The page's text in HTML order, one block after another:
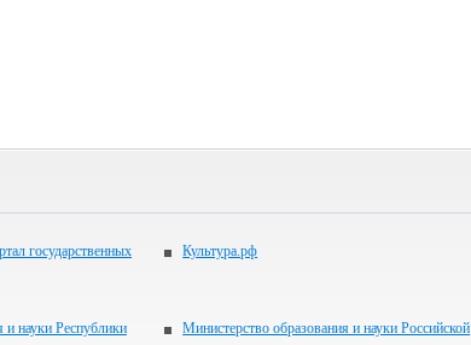
государственных
Культура.рф
и науки Республики
Министерство образования и науки Российской